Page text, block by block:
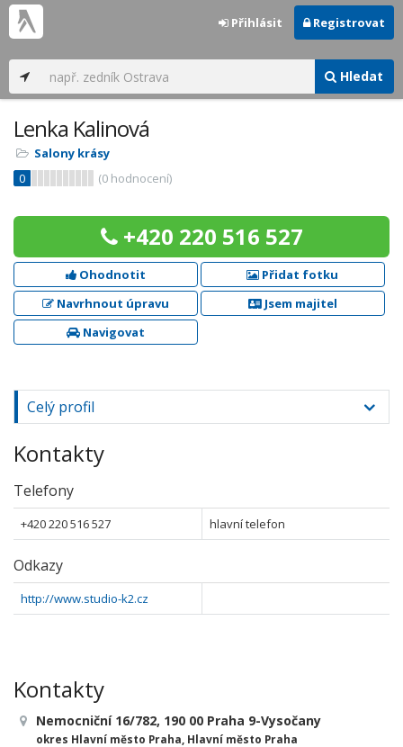
Hledat
Přihlásit Registrovat
Lenka Kalinová
Salony krásy
0
(0 hodnocení)
+420 220 516 527
Ohodnotit
Přidat fotku
Navrhnout úpravu
Jsem majitel
Navigovat
Celý profil
Kontakty
Telefony
+420 220 516 527 hlavní telefon
Odkazy
http://www.studio-k2.cz
Kontakty
Nemocniční 16/782, 190 00 Praha 9-Vysočany
okres Hlavní město Praha, Hlavní město Praha